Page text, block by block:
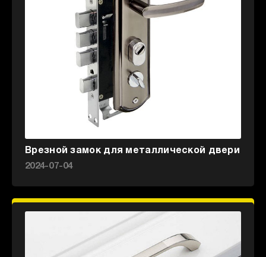
Врезной замок для металлической двери
2024-07-04